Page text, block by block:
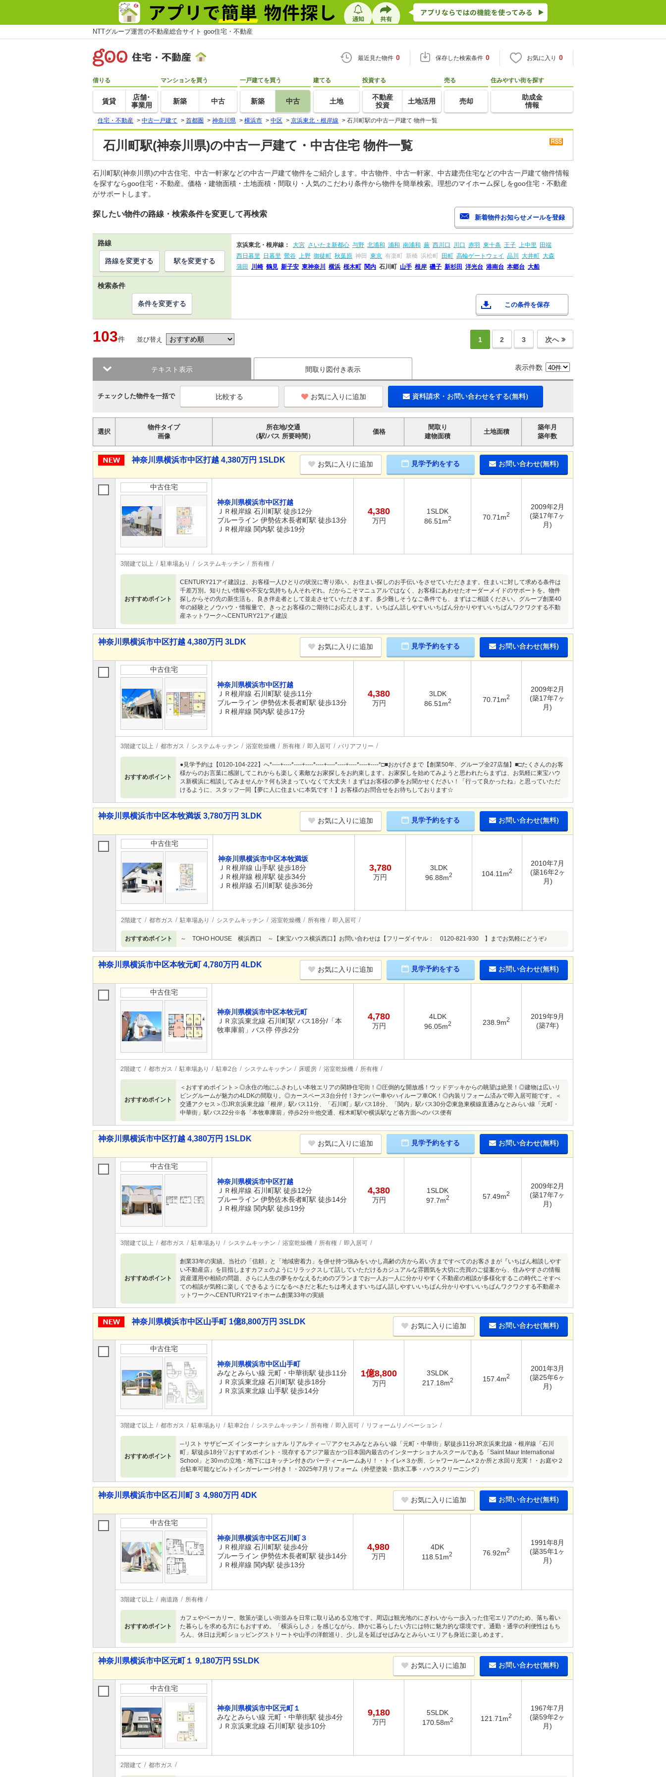
NTTグループ運営の不動産総合サイト goo住宅・不動産
最近見た物件 0 保存した検索条件 0 お気に入り 0
借りる
賃貸
店舗･
事業用
マンションを買う
新築 中古
一戸建てを買う
新築 中古
建てる
土地
投資する
不動産
投資
土地活用
売る
売却
住みやすい街を探す
助成金
情報
住宅・不動産 > 中古一戸建て > 首都圏 > 神奈川県 > 横浜市 > 中区 > 京浜東北・根岸線 > 石川町駅の中古一戸建て 物件一覧
石川町駅(神奈川県)の中古一戸建て・中古住宅 物件一覧
石川町駅(神奈川県)の中古住宅、中古一軒家などの中古一戸建て物件をご紹介します。中古物件、中古一軒家、中古建売住宅などの中古一戸建て物件情報
を探すならgoo住宅・不動産。価格・建物面積・土地面積・間取り・人気のこだわり条件から物件を簡単検索。理想のマイホーム探しをgoo住宅・不動産
がサポートします。
探したい物件の路線・検索条件を変更して再検索
路線 京浜東北・根岸線： 大宮 さいたま新都心 与野 北浦和 浦和 南浦和 蕨 西川口 川口 赤羽 東十条 王子 上中里
田端
西日暮里
日暮里 鶯谷 上野 御徒町 秋葉原 神田 東京 有楽町 新橋 浜松町 田町 高輪ゲートウェイ 品川 大井町 大森
蒲田
川崎 鶴見 新子安 東神奈川 横浜 桜木町 関内 石川町 山手 根岸 磯子 新杉田 洋光台 港南台 本郷台 大船
路線を変更する 駅を変更する
検索条件
この条件を保存
条件を変更する
103件 並び替え 1 2 3 次へ
テキスト表示 間取り図付き表示 表示件数
チェックした物件を一括で お気に入りに追加 資料請求・お問い合わせをする(無料)
選択
物件タイプ
画像
所在地/交通
（駅/バス 所要時間）
価格
間取り
建物面積
土地面積
築年月
築年数
神奈川県横浜市中区打越 4,380万円 1SLDK お気に入りに追加 見学予約をする お問い合わせ(無料)
中古住宅
神奈川県横浜市中区打越
ＪＲ根岸線 石川町駅 徒歩12分
ブルーライン 伊勢佐木長者町駅 徒歩13分
ＪＲ根岸線 関内駅 徒歩19分
4,380
万円
1SLDK
86.51m2 70.71m2
2009年2月
(築17年7ヶ
月)
3階建て以上 駐車場あり システムキッチン 所有権
おすすめポイント
CENTURY21アイ建設は、お客様一人ひとりの状況に寄り添い、お住まい探しのお手伝いをさせていただきます。住まいに対して求める条件は
千差万別。知りたい情報や不安な気持ちも人それぞれ。だからこそマニュアルではなく、お客様にあわせたオーダーメイドのサポートを。物件
探しからその先の新生活も、良き伴走者として並走させていただきます。多少難しそうなご条件でも、まずはご相談ください。グループ創業40
年の経験とノウハウ・情報量で、きっとお客様のご期待にお応えします。いちばん話しやすいいちばん分かりやすいいちばんワクワクする不動
産ネットワークへCENTURY21アイ建設
神奈川県横浜市中区打越 4,380万円 3LDK
お気に入りに追加 見学予約をする お問い合わせ(無料)
中古住宅
神奈川県横浜市中区打越
ＪＲ根岸線 石川町駅 徒歩11分
ブルーライン 伊勢佐木長者町駅 徒歩13分
ＪＲ根岸線 関内駅 徒歩17分
4,380
万円
3LDK
86.51m2 70.71m2
2009年2月
(築17年7ヶ
月)
3階建て以上 都市ガス システムキッチン 浴室乾燥機 所有権 即入居可 バリアフリー
おすすめポイント
●見学予約は【0120-104-222】へ*----+----*----+----*----+----*----+----*----+----*□■おかげさまで【創業50年、グループ全27店舗】■□たくさんのお客
様からのお言葉に感謝してこれからも楽しく素敵なお家探しをお約束します。お家探しを始めてみようと思われたらまずは、お気軽に東宝ハウ
ス新横浜に相談してみませんか？何も決まっていなくて大丈夫！まずはお客様の夢をお聞かせください！「行って良かったね」と思っていただ
けるように、スタッフ一同【夢に人に住まいに本気です！】お客様のお問合せをお待ちしております☆
神奈川県横浜市中区本牧満坂 3,780万円 3LDK
お気に入りに追加 見学予約をする お問い合わせ(無料)
中古住宅
神奈川県横浜市中区本牧満坂
ＪＲ根岸線 山手駅 徒歩18分
ＪＲ根岸線 根岸駅 徒歩34分
ＪＲ根岸線 石川町駅 徒歩36分
3,780
万円
3LDK
96.88m2 104.11m2
2010年7月
(築16年2ヶ
月)
2階建て 都市ガス 駐車場あり システムキッチン 浴室乾燥機 所有権 即入居可
おすすめポイント ～ TOHO HOUSE 横浜西口 ～【東宝ハウス横浜西口】お問い合わせは【フリーダイヤル： 0120-821-930 】までお気軽にどうぞ♪
神奈川県横浜市中区本牧元町 4,780万円 4LDK
お気に入りに追加 見学予約をする お問い合わせ(無料)
中古住宅
神奈川県横浜市中区本牧元町
ＪＲ京浜東北線 石川町駅 バス18分/「本
牧車庫前」バス停 停歩2分
4,780
万円
4LDK
96.05m2 238.9m2
2019年9月
(築7年)
2階建て 都市ガス 駐車場あり 駐車2台 システムキッチン 床暖房 浴室乾燥機 所有権
おすすめポイント
＜おすすめポイント＞◎永住の地にふさわしい本牧エリアの閑静住宅街！◎圧倒的な開放感！ウッドデッキからの眺望は絶景！◎建物は広いリ
ビングルームが魅力の4LDKの間取り。◎カースペース3台分付！3ナンバー車やハイルーフ車OK！◎内装リフォーム済みで即入居可能です。＜
交通アクセス＞①JR京浜東北線「根岸」駅バス11分、「石川町」駅バス18分、「関内」駅バス30分②東急東横線直通みなとみらい線「元町・
中華街」駅バス22分※各「本牧車庫前」停歩2分※他交通、桜木町駅や横浜駅など各方面へのバス便有
神奈川県横浜市中区打越 4,380万円 1SLDK
お気に入りに追加 見学予約をする お問い合わせ(無料)
中古住宅
神奈川県横浜市中区打越
ＪＲ根岸線 石川町駅 徒歩12分
ブルーライン 伊勢佐木長者町駅 徒歩14分
ＪＲ根岸線 関内駅 徒歩19分
4,380
万円
1SLDK
97.7m2 57.49m2
2009年2月
(築17年7ヶ
月)
3階建て以上 都市ガス 駐車場あり システムキッチン 浴室乾燥機 所有権 即入居可
おすすめポイント
創業33年の実績。当社の「信頼」と「地域密着力」を併せ持つ強みをいかし高齢の方から若い方まですべてのお客さまが『いちばん相談しやす
い不動産店』を目指しますカフェのようにリラックスして話していただけるカジュアルな雰囲気を大切に売買のご提案から、住みやすさの情報
資産運用や相続の問題、さらに人生の夢をかなえるためのプランまでお一人お一人に分かりやすく不動産の相談が多様化するこの時代こそすべ
ての相談が気軽に楽しくできるようになるべきだと私たちは考えますいちばん話しやすいいちばん分かりやすいいちばんワクワクする不動産ネ
ットワークへCENTURY21マイホーム創業33年の実績
神奈川県横浜市中区山手町 1億8,800万円 3SLDK お気に入りに追加 お問い合わせ(無料)
中古住宅
神奈川県横浜市中区山手町
みなとみらい線 元町・中華街駅 徒歩11分
ＪＲ京浜東北線 石川町駅 徒歩18分
ＪＲ京浜東北線 山手駅 徒歩14分
1億8,800
万円
3SLDK
217.18m2 157.4m2
2001年3月
(築25年6ヶ
月)
3階建て以上 都市ガス 駐車場あり 駐車2台 システムキッチン 所有権 即入居可 リフォームリノベーション
おすすめポイント
─リスト サザビーズ インターナショナル リアルティ ─▽アクセスみなとみらい線「元町・中華街」駅徒歩11分JR京浜東北線・根岸線「石川
町」駅徒歩18分▽おすすめポイント・現存するアジア最古かつ日本国内最古のインターナショナルスクールである「Saint Maur International
School」と30ｍの立地・地下にはキッチン付きのパーティールームあり！・トイレ×３か所、シャワールーム×２か所と水回り充実！・お庭や２
台駐車可能なビルトインガーレージ付き！・2025年7月リフォーム（外壁塗装・防水工事・ハウスクリーニング）
神奈川県横浜市中区石川町３ 4,980万円 4DK
お気に入りに追加 お問い合わせ(無料)
中古住宅
神奈川県横浜市中区石川町３
ＪＲ根岸線 石川町駅 徒歩4分
ブルーライン 伊勢佐木長者町駅 徒歩14分
ＪＲ根岸線 関内駅 徒歩13分
4,980
万円
4DK
118.51m2 76.92m2
1991年8月
(築35年1ヶ
月)
3階建て以上 南道路 所有権
おすすめポイント
カフェやベーカリー、散策が楽しい街並みを日常に取り込める立地です。周辺は観光地のにぎわいから一歩入った住宅エリアのため、落ち着い
た暮らしを求める方にもおすすめ。「横浜らしさ」を感じながら、静かに暮らしたい方には特に魅力的な環境です。通勤・通学の利便性はもち
ろん、休日は元町ショッピングストリートや山手の洋館巡り、少し足を延ばせばみなとみらいエリアも身近に楽しめます。
神奈川県横浜市中区元町１ 9,180万円 5SLDK
お気に入りに追加 お問い合わせ(無料)
中古住宅
神奈川県横浜市中区元町１
みなとみらい線 元町・中華街駅 徒歩4分
ＪＲ京浜東北線 石川町駅 徒歩10分
9,180
万円
5SLDK
170.58m2 121.71m2
1967年7月
(築59年2ヶ
月)
2階建て 都市ガス